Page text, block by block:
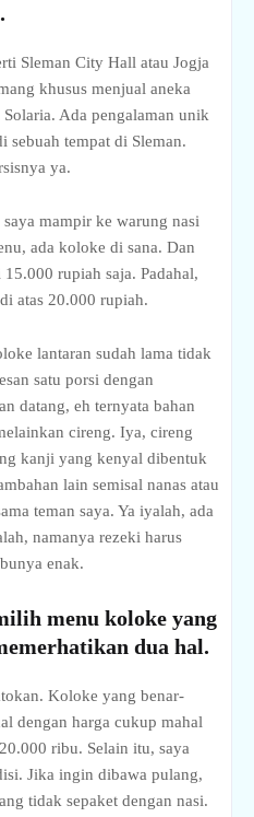
Sleman City Hall atau Jogja
khusus menjual aneka
Ada pengalaman unik
sebuah tempat di Sleman.
ya.
mampir ke warung nasi
ada koloke di sana. Dan
rupiah saja. Padahal,
atas 20.000 rupiah.
lantaran sudah lama tidak
satu porsi dengan
datang, eh ternyata bahan
cireng. Iya, cireng
kanji yang kenyal dibentuk
lain semisal nanas atau
teman saya. Ya iyalah, ada
namanya rezeki harus
enak.
menu koloke yang
dua hal.
Koloke yang benar-
dengan harga cukup mahal
ribu. Selain itu, saya
Jika ingin dibawa pulang,
tidak sepaket dengan nasi.